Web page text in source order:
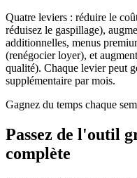
Quatre leviers : réduire le
réduisez le gaspillage),
additionnelles, menus
(renégocier loyer), et
qualité). Chaque levier peut
supplémentaire par mois.
Gagnez du temps chaque
Passez de l'outil
complète